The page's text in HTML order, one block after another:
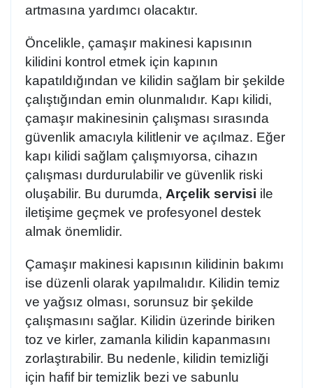
artmasına yardımcı olacaktır.
Öncelikle, çamaşır makinesi kapısının
kilidini kontrol etmek için kapının
kapatıldığından ve kilidin sağlam bir şekilde
çalıştığından emin olunmalıdır. Kapı kilidi,
çamaşır makinesinin çalışması sırasında
güvenlik amacıyla kilitlenir ve açılmaz. Eğer
kapı kilidi sağlam çalışmıyorsa, cihazın
çalışması durdurulabilir ve güvenlik riski
oluşabilir. Bu durumda, Arçelik servisi ile
iletişime geçmek ve profesyonel destek
almak önemlidir.
Çamaşır makinesi kapısının kilidinin bakımı
ise düzenli olarak yapılmalıdır. Kilidin temiz
ve yağsız olması, sorunsuz bir şekilde
çalışmasını sağlar. Kilidin üzerinde biriken
toz ve kirler, zamanla kilidin kapanmasını
zorlaştırabilir. Bu nedenle, kilidin temizliği
için hafif bir temizlik bezi ve sabunlu